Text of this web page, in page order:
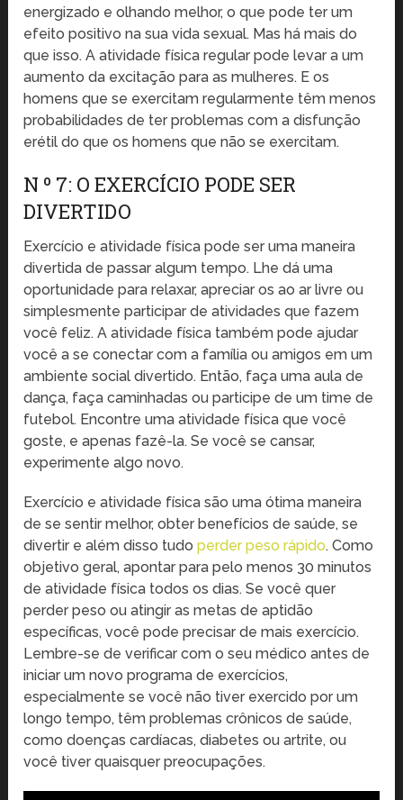
energizado e olhando melhor, o que pode ter um
efeito positivo na sua vida sexual. Mas há mais do
que isso. A atividade física regular pode levar a um
aumento da excitação para as mulheres. E os
homens que se exercitam regularmente têm menos
probabilidades de ter problemas com a disfunção
erétil do que os homens que não se exercitam.
N º 7: O EXERCÍCIO PODE SER
DIVERTIDO
Exercício e atividade física pode ser uma maneira
divertida de passar algum tempo. Lhe dá uma
oportunidade para relaxar, apreciar os ao ar livre ou
simplesmente participar de atividades que fazem
você feliz. A atividade física também pode ajudar
você a se conectar com a família ou amigos em um
ambiente social divertido. Então, faça uma aula de
dança, faça caminhadas ou participe de um time de
futebol. Encontre uma atividade física que você
goste, e apenas fazê-la. Se você se cansar,
experimente algo novo.
Exercício e atividade física são uma ótima maneira
de se sentir melhor, obter benefícios de saúde, se
divertir e além disso tudoperder peso rápido. Como
objetivo geral, apontar para pelo menos 30 minutos
de atividade física todos os dias. Se você quer
perder peso ou atingir as metas de aptidão
específicas, você pode precisar de mais exercício.
Lembre-se de verificar com o seu médico antes de
iniciar um novo programa de exercícios,
especialmente se você não tiver exercido por um
longo tempo, têm problemas crônicos de saúde,
como doenças cardíacas, diabetes ou artrite, ou
você tiver quaisquer preocupações.